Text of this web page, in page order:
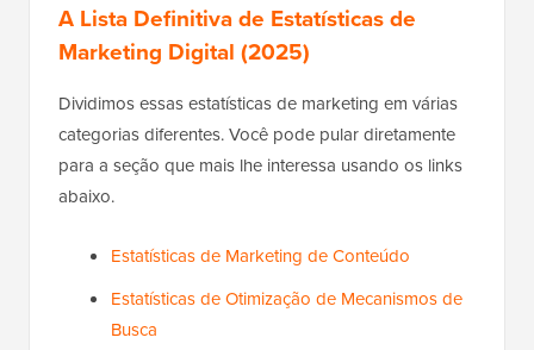
A Lista Definitiva de Estatísticas de
Marketing Digital (2025)
Dividimos essas estatísticas de marketing em várias
categorias diferentes. Você pode pular diretamente
para a seção que mais lhe interessa usando os links
abaixo.
Estatísticas de Marketing de Conteúdo
Estatísticas de Otimização de Mecanismos de
Busca